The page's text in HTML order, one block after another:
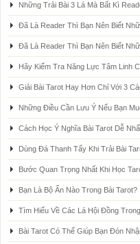
Những Trải Bài 3 Lá Mà Bất Kì
Đã Là Reader Thì Bạn Nên Biết
Đã Là Reader Thì Bạn Nên Biết
Hãy Kiểm Tra Năng Lực Tâm Linh
Giải Bài Tarot Hay Hơn Chỉ Với 3
Những Điều Cần Lưu Ý Nếu Bạn
Cách Học Ý Nghĩa Bài Tarot Dễ
Dùng Đá Thanh Tẩy Khi Trải Bài
Bước Quan Trọng Nhất Khi Học
Bạn Là Bộ Ẩn Nào Trong Bài Tarot?
Tìm Hiểu Về Các Lá Hội Đồng
Bài Tarot Có Thể Giúp Bạn Đón